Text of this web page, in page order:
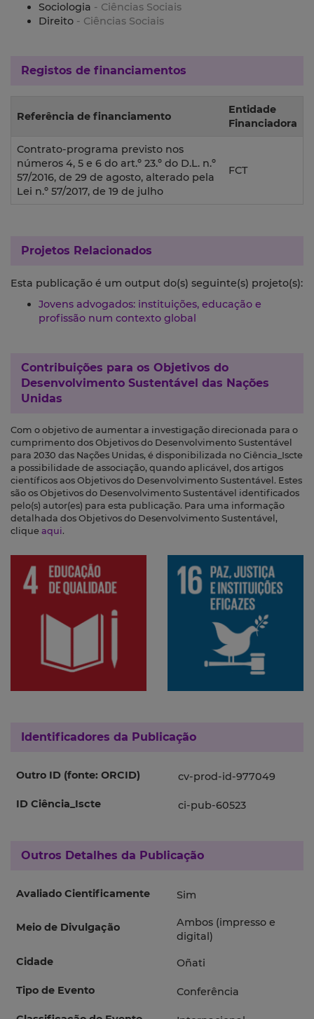
Sociologia - Ciências Sociais
Direito - Ciências Sociais
Registos de financiamentos
Referência de financiamento
Entidade
Financiadora
Contrato-programa previsto nos
números 4, 5 e 6 do art.º 23.º do D.L. n.º
57/2016, de 29 de agosto, alterado pela
Lei n.º 57/2017, de 19 de julho
FCT
Projetos Relacionados
Esta publicação é um output do(s) seguinte(s) projeto(s):
Jovens advogados: instituições, educação e
profissão num contexto global
Contribuições para os Objetivos do
Desenvolvimento Sustentável das Nações
Unidas
Com o objetivo de aumentar a investigação direcionada para o
cumprimento dos Objetivos do Desenvolvimento Sustentável
para 2030 das Nações Unidas, é disponibilizada no Ciência_Iscte
a possibilidade de associação, quando aplicável, dos artigos
científicos aos Objetivos do Desenvolvimento Sustentável. Estes
são os Objetivos do Desenvolvimento Sustentável identificados
pelo(s) autor(es) para esta publicação. Para uma informação
detalhada dos Objetivos do Desenvolvimento Sustentável,
clique aqui.
Identificadores da Publicação
Outro ID (fonte: ORCID) cv-prod-id-977049
ID Ciência_Iscte ci-pub-60523
Outros Detalhes da Publicação
Avaliado Cientificamente Sim
Meio de Divulgação
Ambos (impresso e
digital)
Cidade
Oñati
Tipo de Evento Conferência